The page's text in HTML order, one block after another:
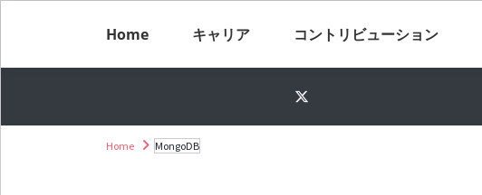
Home キャリア コントリビューション
Home MongoDB